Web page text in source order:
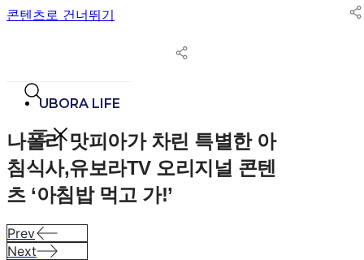
콘텐츠로 건너뛰기
UBORA LIFE
나폴리 맛피아가 차린 특별한 아
침식사,유보라TV 오리지널 콘텐
츠 ‘아침밥 먹고 가!’
Prev
Next